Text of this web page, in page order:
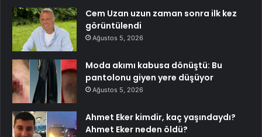
Cem Uzan uzun zaman sonra ilk kez
görüntülendi
Ağustos 5, 2026
Moda akımı kabusa dönüştü: Bu
pantolonu giyen yere düşüyor
Ağustos 5, 2026
Ahmet Eker kimdir, kaç yaşındaydı?
Ahmet Eker neden öldü?